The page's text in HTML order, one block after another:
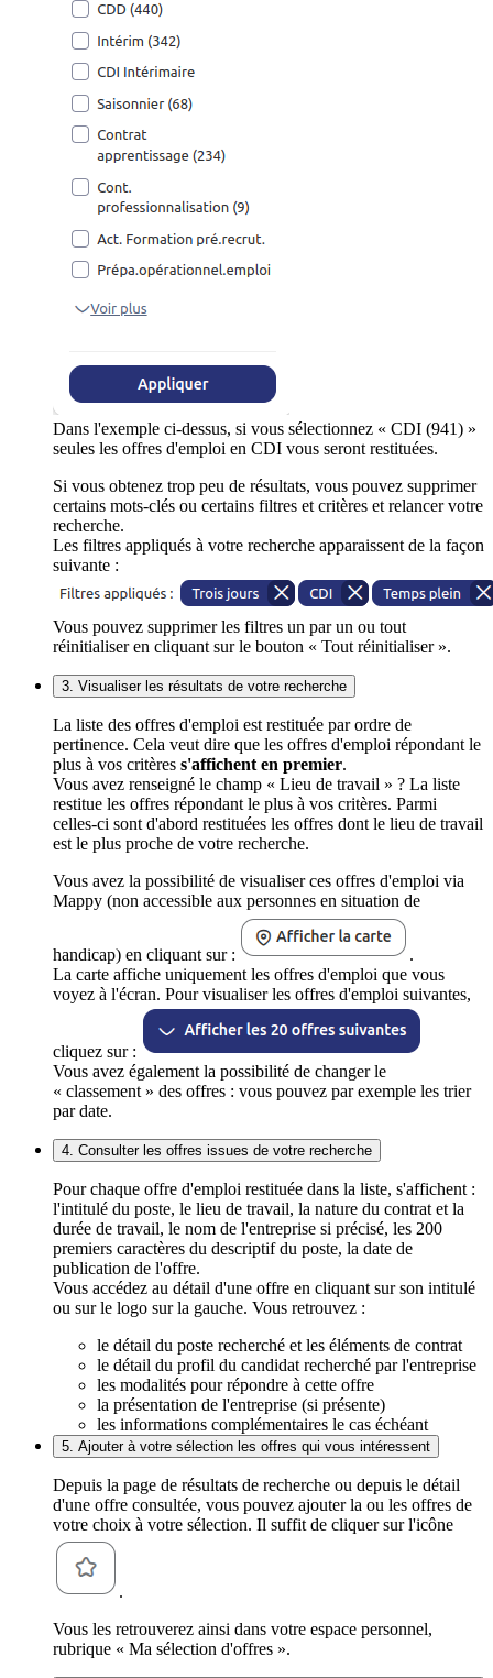
Dans l'exemple ci-dessus, si vous sélectionnez « CDI (941) »
seules les offres d'emploi en CDI vous seront restituées.
Si vous obtenez trop peu de résultats, vous pouvez supprimer
certains mots-clés ou certains filtres et critères et relancer votre
recherche.
Les filtres appliqués à votre recherche apparaissent de la façon
suivante :
Vous pouvez supprimer les filtres un par un ou tout
réinitialiser en cliquant sur le bouton « Tout réinitialiser ».
3. Visualiser les résultats de votre recherche
La liste des offres d'emploi est restituée par ordre de
pertinence. Cela veut dire que les offres d'emploi répondant le
plus à vos critères s'affichent en premier.
Vous avez renseigné le champ « Lieu de travail » ? La liste
restitue les offres répondant le plus à vos critères. Parmi
celles-ci sont d'abord restituées les offres dont le lieu de travail
est le plus proche de votre recherche.
Vous avez la possibilité de visualiser ces offres d'emploi via
Mappy (non accessible aux personnes en situation de
handicap) en cliquant sur :
.
La carte affiche uniquement les offres d'emploi que vous
voyez à l'écran. Pour visualiser les offres d'emploi suivantes,
cliquez sur :
Vous avez également la possibilité de changer le
« classement » des offres : vous pouvez par exemple les trier
par date.
4. Consulter les offres issues de votre recherche
Pour chaque offre d'emploi restituée dans la liste, s'affichent :
l'intitulé du poste, le lieu de travail, la nature du contrat et la
durée de travail, le nom de l'entreprise si précisé, les 200
premiers caractères du descriptif du poste, la date de
publication de l'offre.
Vous accédez au détail d'une offre en cliquant sur son intitulé
ou sur le logo sur la gauche. Vous retrouvez :
le détail du poste recherché et les éléments de contrat
le détail du profil du candidat recherché par l'entreprise
les modalités pour répondre à cette offre
la présentation de l'entreprise (si présente)
les informations complémentaires le cas échéant
5. Ajouter à votre sélection les offres qui vous intéressent
Depuis la page de résultats de recherche ou depuis le détail
d'une offre consultée, vous pouvez ajouter la ou les offres de
votre choix à votre sélection. Il suffit de cliquer sur l'icône
.
Vous les retrouverez ainsi dans votre espace personnel,
rubrique « Ma sélection d'offres ».